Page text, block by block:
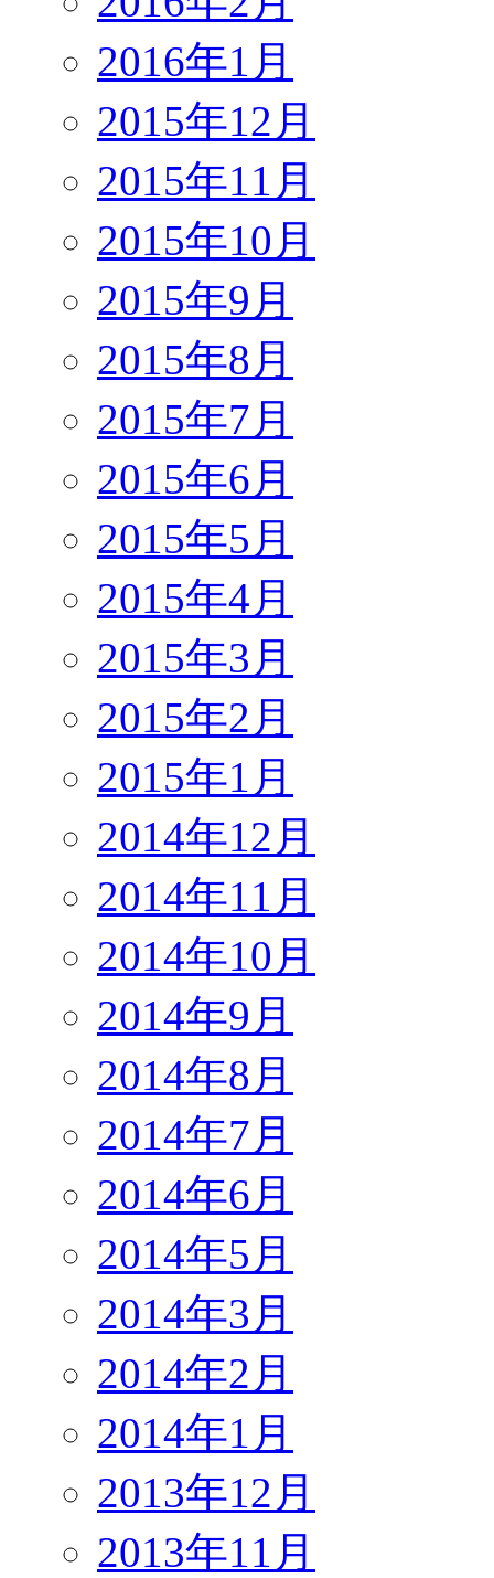
2016年1月
2015年12月
2015年11月
2015年10月
2015年9月
2015年8月
2015年7月
2015年6月
2015年5月
2015年4月
2015年3月
2015年2月
2015年1月
2014年12月
2014年11月
2014年10月
2014年9月
2014年8月
2014年7月
2014年6月
2014年5月
2014年3月
2014年2月
2014年1月
2013年12月
2013年11月